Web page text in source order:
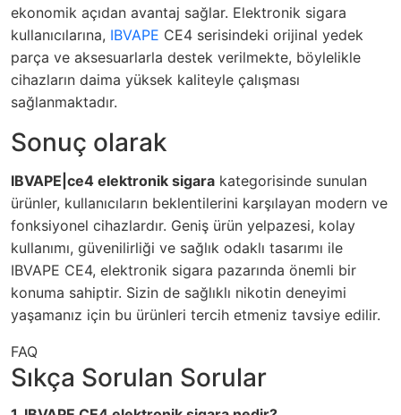
ekonomik açıdan avantaj sağlar. Elektronik sigara
kullanıcılarına, IBVAPE CE4 serisindeki orijinal yedek
parça ve aksesuarlarla destek verilmekte, böylelikle
cihazların daima yüksek kaliteyle çalışması
sağlanmaktadır.
Sonuç olarak
IBVAPE|ce4 elektronik sigara kategorisinde sunulan
ürünler, kullanıcıların beklentilerini karşılayan modern ve
fonksiyonel cihazlardır. Geniş ürün yelpazesi, kolay
kullanımı, güvenilirliği ve sağlık odaklı tasarımı ile
IBVAPE CE4, elektronik sigara pazarında önemli bir
konuma sahiptir. Sizin de sağlıklı nikotin deneyimi
yaşamanız için bu ürünleri tercih etmeniz tavsiye edilir.
FAQ
Sıkça Sorulan Sorular